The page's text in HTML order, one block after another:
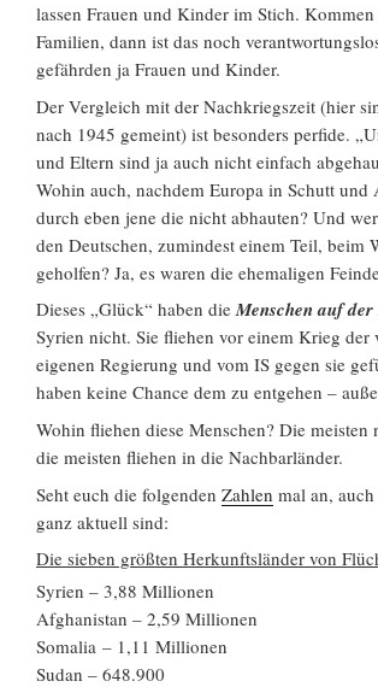
lassen Frauen und Kinder im Stich.
Familien, dann ist das noch
gefährden ja Frauen und Kinder.
Der Vergleich mit der Nachkriegszeit (hier
nach 1945 gemeint) ist besonders perfide.
und Eltern sind ja auch nicht einfach
Wohin auch, nachdem Europa in Schutt und
durch eben jene die nicht abhauten? Und
den Deutschen, zumindest einem Teil, beim
geholfen? Ja, es waren die ehemaligen
Dieses „Glück“ haben dieMenschen auf
Syrien nicht. Sie fliehen vor einem Krieg der
eigenen Regierung und vom IS gegen sie
haben keine Chance dem zu entgehen –
Wohin fliehen diese Menschen? Die meisten
die meisten fliehen in die Nachbarländer.
Seht euch die folgenden Zahlen mal an,
ganz aktuell sind:
Die sieben größten Herkunftsländer von
Syrien – 3,88 Millionen
Afghanistan – 2,59 Millionen
Somalia – 1,11 Millionen
Sudan – 648.900